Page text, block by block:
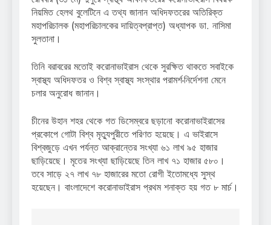
নিয়মিত হেলথ বুলেটিনে এ তথ্য জানান অধিদফতরের অতিরিক্ত
মহাপরিচালক (মহাপরিচালকের দায়িত্বপ্রাপ্ত) অধ্যাপক ডা. নাসিমা
সুলতানা।
তিনি বরাবরের মতোই করোনাভাইরাস থেকে সুরক্ষিত থাকতে সবাইকে
স্বাস্থ্য অধিদফতর ও বিশ্ব স্বাস্থ্য সংস্থার পরামর্শ-নির্দেশনা মেনে
চলার অনুরোধ জানান।
চীনের উহান শহর থেকে গত ডিসেম্বরে ছড়ানো করোনাভাইরাসের
প্রকোপে গোটা বিশ্ব মৃত্যুপুরীতে পরিণত হয়েছে। এ ভাইরাসে
বিশ্বজুড়ে এখন পর্যন্ত আক্রান্তের সংখ্যা ৬১ লাখ ৯৫ হাজার
ছাড়িয়েছে। মৃতের সংখ্যা ছাড়িয়েছে তিন লাখ ৭১ হাজার ৫৮০।
তবে সাড়ে ২৭ লাখ ৭৮ হাজারের মতো রোগী ইতোমধ্যে সুস্থ
হয়েছেন। বাংলাদেশে করোনাভাইরাস প্রথম শনাক্ত হয় গত ৮ মার্চ।